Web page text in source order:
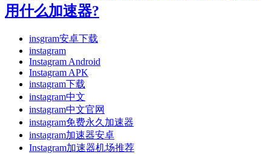
用什么加速器?
insgram安卓下载
instagram
Instagram Android
Instagram APK
instagram下载
instagram中文
instagram中文官网
instagram免费永久加速器
instagram加速器安卓
Instagram加速器机场推荐